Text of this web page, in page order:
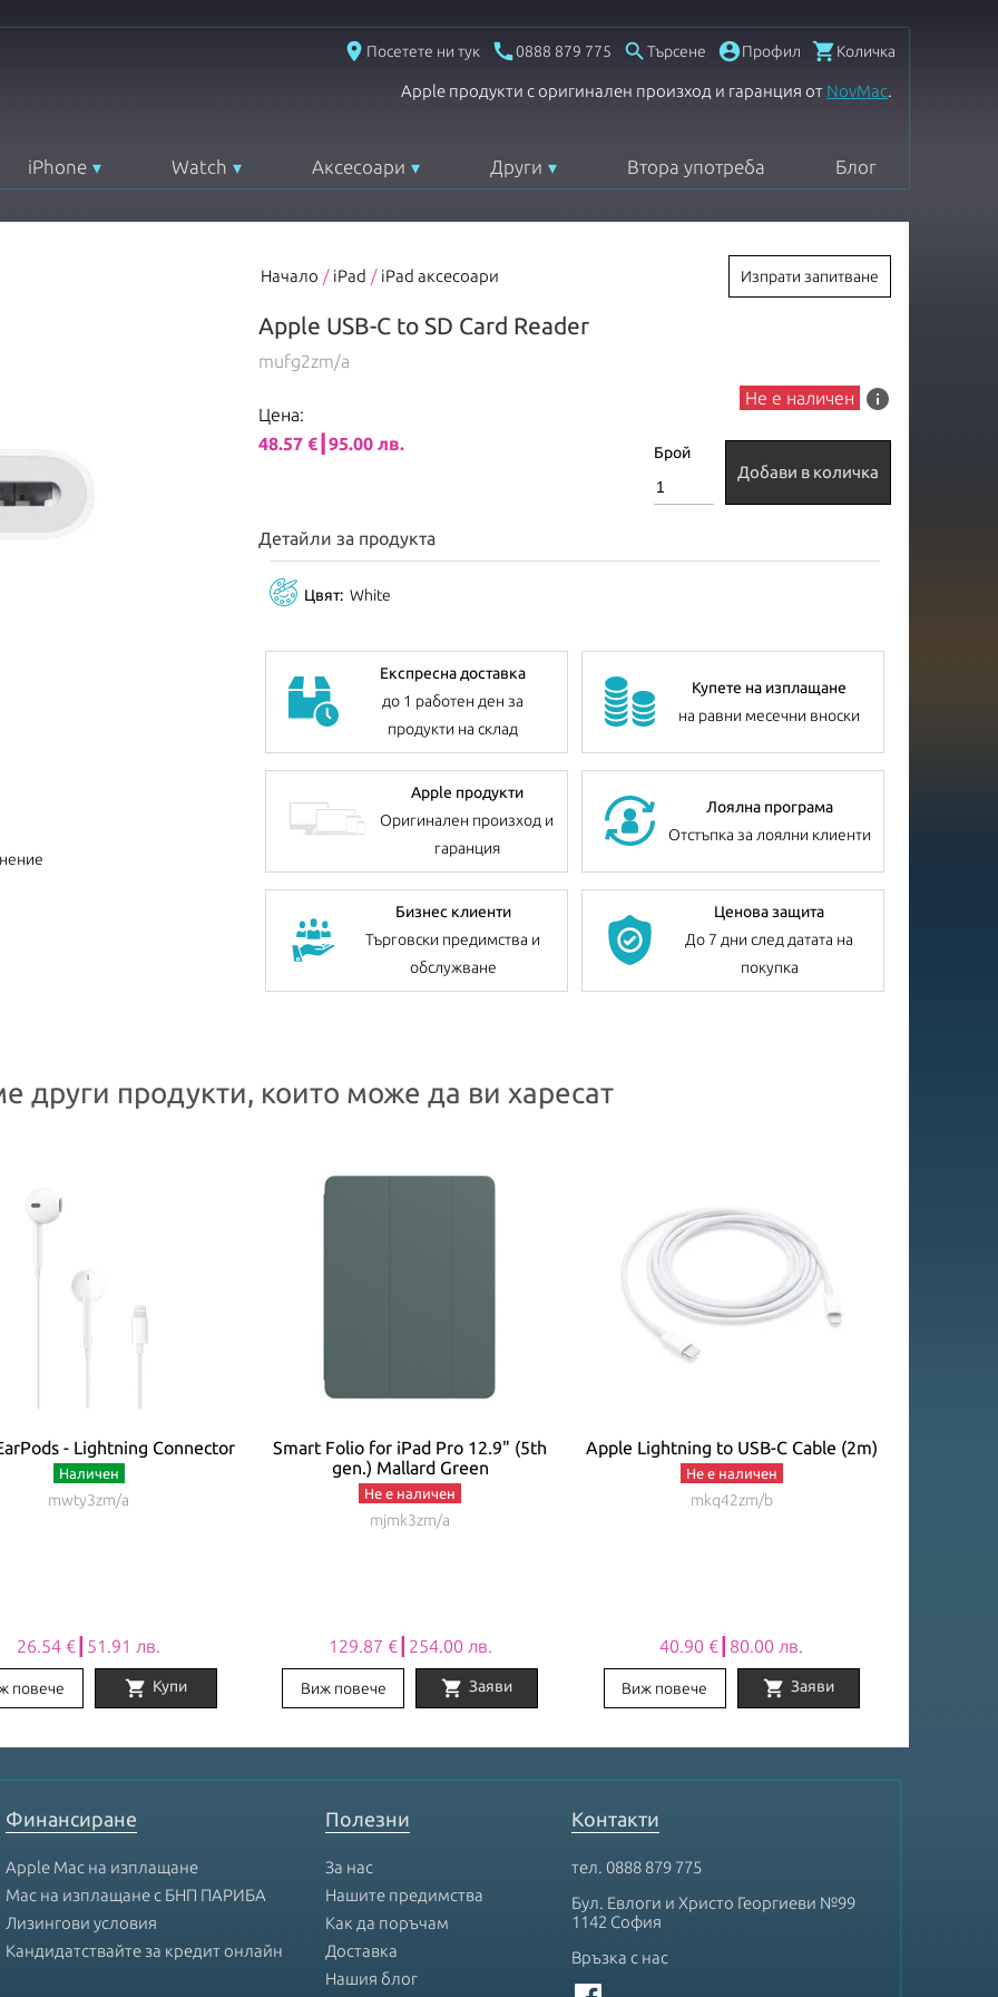
place Посетете ни тук 0888 879 775  Търсене Профил Количка
Apple продукти с оригинален произход и гаранция от NovMac.
iPhone Watch Аксесоари Други Втора употреба Блог
Начало / iPad / iPad аксесоари Изпрати запитване
Apple USB-C to SD Card Reader
mufg2zm/a
Цена:
48.57 €┃95.00 лв.
Не е наличен info
Брой
Добави в количка
Детайли за продукта
Цвят: White
Експресна доставка
до 1 работен ден за
продукти на склад
Купете на изплащане
на равни месечни вноски
Apple продукти
Оригинален произход и
гаранция
Лоялна програма
Отстъпка за лоялни клиенти
Бизнес клиенти
Търговски предимства и
обслужване
Ценова защита
До 7 дни след датата на
покупка
други продукти, които може да ви харесат
- Lightning Connector
Наличен
mwty3zm/a
26.54 €┃51.91 лв.
повече shopping_cart Купи
Smart Folio for iPad Pro 12.9" (5th
gen.) Mallard Green
Не е наличен
mjmk3zm/a
129.87 €┃254.00 лв.
Виж повече shopping_cart Заяви
Apple Lightning to USB-C Cable (2m)
Не е наличен
mkq42zm/b
40.90 €┃80.00 лв.
Виж повече shopping_cart Заяви
Финансиране
Apple Mac на изплащане
Mac на изплащане с БНП ПАРИБА
Лизингови условия
Кандидатствайте за кредит онлайн
Полезни
За нас
Нашите предимства
Как да поръчам
Доставка
Нашия блог
Контакти
тел. 0888 879 775
Бул. Евлоги и Христо Георгиеви №99
1142 София
Връзка с нас